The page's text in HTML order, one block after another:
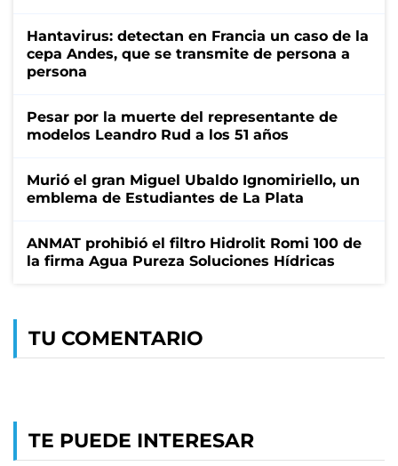
Hantavirus: detectan en Francia un caso de la
cepa Andes, que se transmite de persona a
persona
Pesar por la muerte del representante de
modelos Leandro Rud a los 51 años
Murió el gran Miguel Ubaldo Ignomiriello, un
emblema de Estudiantes de La Plata
ANMAT prohibió el filtro Hidrolit Romi 100 de
la firma Agua Pureza Soluciones Hídricas
TU COMENTARIO
TE PUEDE INTERESAR